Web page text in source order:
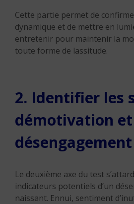
Cette partie permet de
dynamique et de mettre en
entretenir pour maintenir la
toute forme de lassitude.
2. Identifier les
démotivation
désengagement
Le deuxième axe du test
indicateurs potentiels d’un
naissant. Ennui, sentiment